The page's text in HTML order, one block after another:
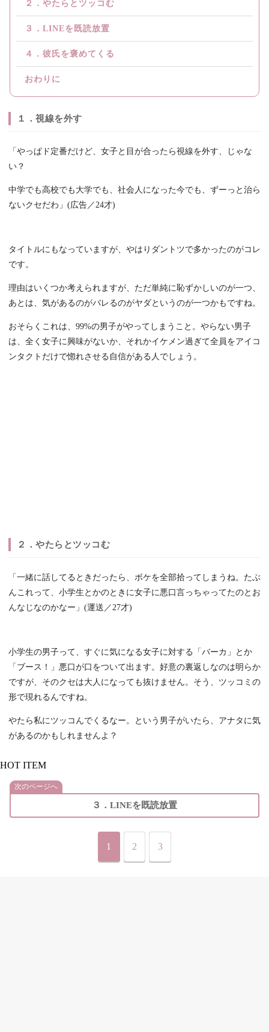
２．やたらとツッコむ
３．LINEを既読放置
４．彼氏を褒めてくる
おわりに
１．視線を外す
「やっぱド定番だけど、女子と目が合ったら視線を外す、じゃな
い？
中学でも高校でも大学でも、社会人になった今でも、ずーっと治ら
ないクセだわ」(広告／24才)
タイトルにもなっていますが、やはりダントツで多かったのがコレ
です。
理由はいくつか考えられますが、ただ単純に恥ずかしいのが一つ、
あとは、気があるのがバレるのがヤダというのが一つかもですね。
おそらくこれは、99%の男子がやってしまうこと。やらない男子
は、全く女子に興味がないか、それかイケメン過ぎて全員をアイコ
ンタクトだけで惚れさせる自信がある人でしょう。
２．やたらとツッコむ
「一緒に話してるときだったら、ボケを全部拾ってしまうね。たぶ
んこれって、小学生とかのときに女子に悪口言っちゃってたのとお
んなじなのかなー」(運送／27才)
小学生の男子って、すぐに気になる女子に対する「バーカ」とか
「ブース！」悪口が口をついて出ます。好意の裏返しなのは明らか
ですが、そのクセは大人になっても抜けません。そう、ツッコミの
形で現れるんですね。
やたら私にツッコんでくるなー。という男子がいたら、アナタに気
があるのかもしれませんよ？
HOT ITEM
次のページへ
３．LINEを既読放置
1 2 3